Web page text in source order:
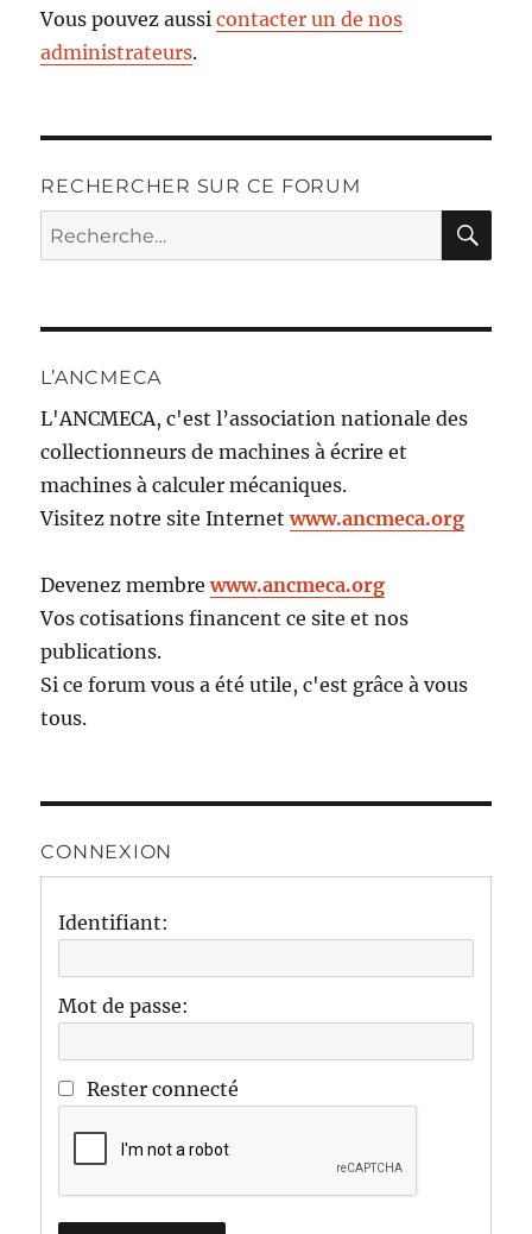
Vous pouvez aussicontacter un de nos
administrateurs.
RECHERCHER SUR CE FORUM
Recherche
pour :
L’ANCMECA
L'ANCMECA, c'est l’association nationale des
collectionneurs de machines à écrire et
machines à calculer mécaniques.
Visitez notre site Internetwww.ancmeca.org
Devenez membrewww.ancmeca.org
Vos cotisations financent ce site et nos
publications.
Si ce forum vous a été utile, c'est grâce à vous
tous.
CONNEXION
Identifiant:
Mot de passe:
Rester connecté